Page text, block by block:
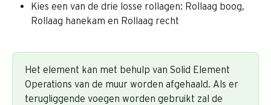
Kies een van de drie losse rollagen: Rollaag boog,
Rollaag hanekam en Rollaag recht
Het element kan met behulp van Solid Element
Operations van de muur worden afgehaald. Als er
terugliggende voegen worden gebruikt zal de